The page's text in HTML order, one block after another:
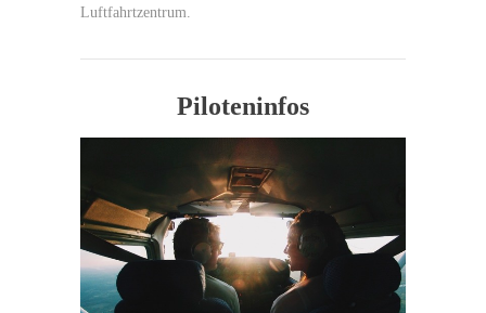
Luftfahrtzentrum.
Piloteninfos